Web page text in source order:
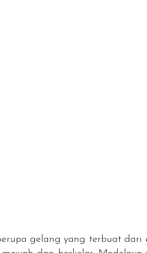
gelang yang terbuat dari